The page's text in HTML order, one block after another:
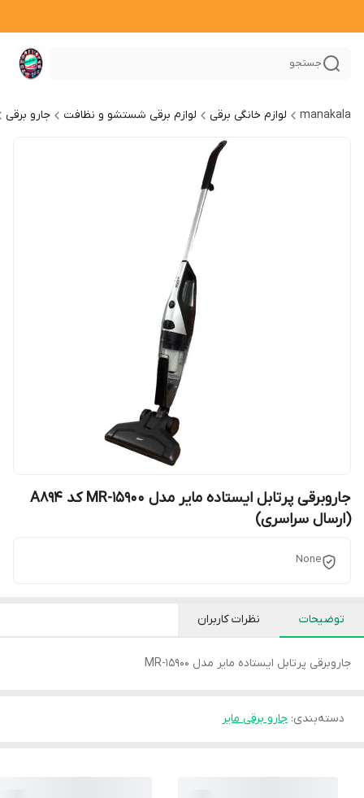
جستجو
manakala لوازم خانگی برقی لوازم برقی شستشو و نظافت جارو برقی
جاروبرقی پرتابل ایستاده مایر مدل MR-15900 کد A894
(ارسال سراسری)
None
توضیحات نظرات کاربران
جاروبرقی پرتابل ایستاده مایر مدل MR-15900
دسته‌بندی: جارو برقی مایر